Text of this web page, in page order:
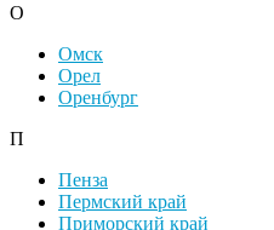
О
Омск
Орел
Оренбург
П
Пенза
Пермский край
Приморский край